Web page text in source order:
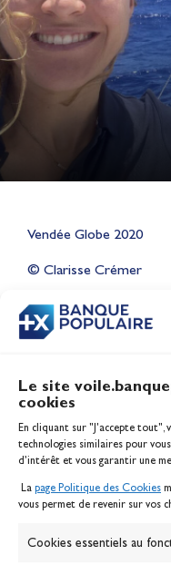
Le site
cookies
En cliquant sur "J'accepte tout",
technologies similaires pour
d’intérêt et vous garantir une
La page Politique des Cookies
vous permet de revenir sur vos
Cookies essentiels au
Vendée Globe 2020
© Clarisse Crémer
Beach, sur
Jeux
Inscription
Contact
Politique des
Banque de la